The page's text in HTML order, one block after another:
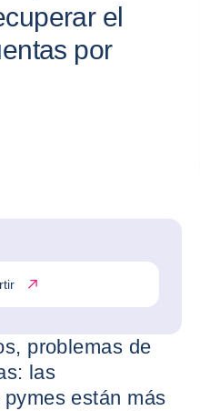
el
por
problemas de
las
están más